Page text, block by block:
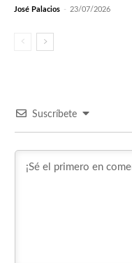
José Palacios - 23/07/2026
Suscríbete